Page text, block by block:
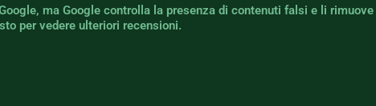
ma Google controlla la presenza di contenuti falsi e li rimuove
per vedere ulteriori recensioni.